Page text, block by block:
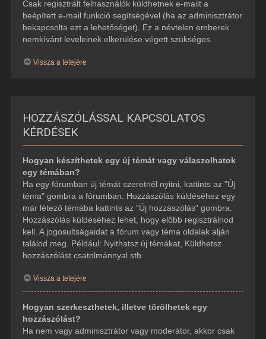
Csak regisztrált felhasználók küldhetnek e-mailt a
beépített e-mail funkció segítségével (ha az adminisztrátor
bekapcsolta ezt a lehetőséget). Ez a névtelen emberek
nemkívánt leveleinek elkerülése végett szükséges.
Vissza a tetejére
HOZZÁSZÓLÁSSAL KAPCSOLATOS
KÉRDÉSEK
Hogyan készíthetek egy új témát vagy válaszolhatok
egy témában?
Ha egy fórumban új témát szeretnél nyitni, kattints az "Új
téma" gombra a fórumban. Hozzászólás küldéséhez egy
már létező témába kattints az "Új hozzászólás" gombra.
Hozzászólás küldéséhez lehet, hogy előbb regisztrálnod
kell. A jogosultságaidat a fórum vagy téma oldalak alján
találod meg. Például: Nyithatsz új témákat, Küldhetsz
hozzászólást csatolmánnyal stb.
Vissza a tetejére
Hogyan szerkeszthetek, illetve törölhetek egy
hozzászólást?
Ha nem vagy adminisztrátor vagy moderátor, akkor csak